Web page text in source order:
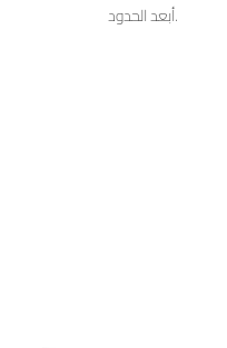
أبعد الحدود.